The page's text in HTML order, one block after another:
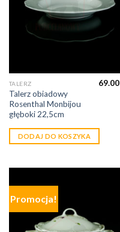
TALERZ
Talerz obiadowy
Rosenthal Monbijou
głęboki 22,5cm
69.00
DODAJ DO KOSZYKA
Promocja!